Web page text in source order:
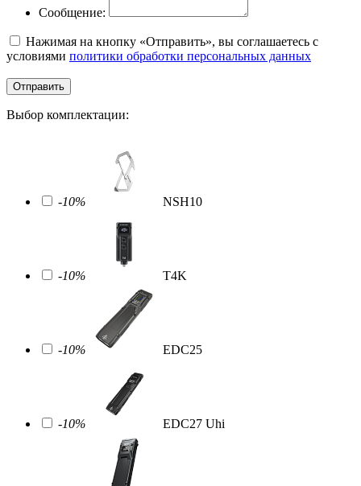
Сообщение:
Нажимая на кнопку «Отправить», вы соглашаетесь с
условиями политики обработки персональных данных
Отправить
Выбор комплектации:
-10% NSH10
-10% T4K
-10% EDC25
-10% EDC27 Uhi